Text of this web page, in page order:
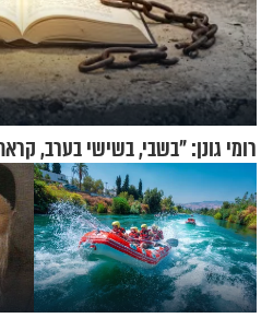
רומי גונן: "בשבי, בשישי בערב,